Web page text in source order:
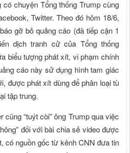
chuyện Tổng thống Trump cùng
Twitter. Theo đó hôm 18/6,
gỡ bỏ quảng cáo (đã tiếp cận 1
dịch tranh cử của Tổng thống
biểu tượng phát xít, vi phạm chính
cáo này sử dụng hình tam giác
được phát xít dùng để phân loại tù
tập trung.
cũng “tuýt còi” ông Trump qua việc
đối với bài chia sẻ video được
có nguồn gốc từ kênh CNN đưa tin